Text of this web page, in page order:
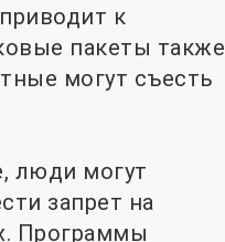
к
пакеты также
могут съесть
люди могут
запрет на
Программы